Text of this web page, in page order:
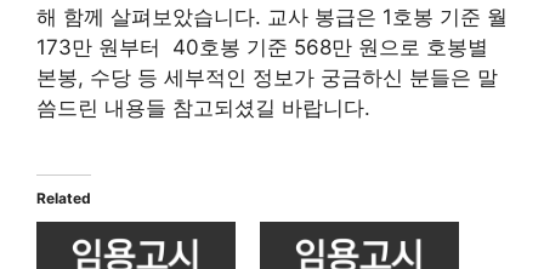
해 함께 살펴보았습니다. 교사 봉급은 1호봉 기준 월
173만 원부터 40호봉 기준 568만 원으로 호봉별
본봉, 수당 등 세부적인 정보가 궁금하신 분들은 말
씀드린 내용들 참고되셨길 바랍니다.
Related